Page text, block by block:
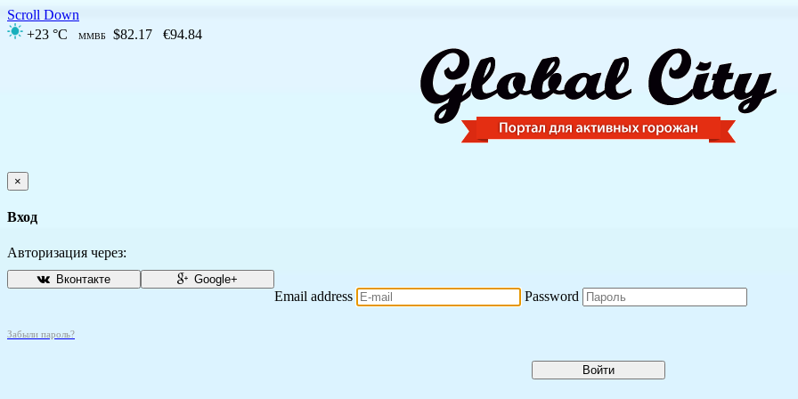
Scroll Down
+23 °C
ММВБ $82.17 €94.84
×
Вход
Авторизация через:
Вконтакте Google+
Email address Password
Забыли пароль?
Войти